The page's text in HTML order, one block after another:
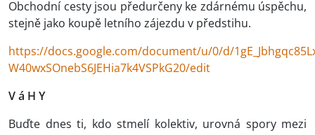
Obchodní cesty jsou předurčeny ke zdárnému úspěchu,
stejně jako koupě letního zájezdu v předstihu.
https://docs.google.com/document/u/0/d/
W40wxSOnebS6JEHia7k4VSPkG20/edit
V á H Y
Buďte dnes ti, kdo stmelí kolektiv, urovná spory mezi